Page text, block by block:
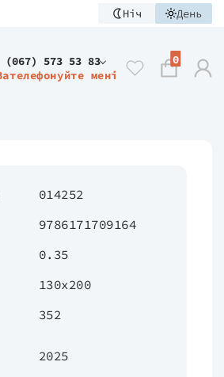
Ніч День
(067) 573 53 83
мені
0
014252
9786171709164
0.35
130х200
352
2025